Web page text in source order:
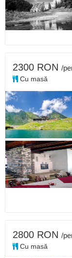
2300 RON /
Cu masă
2800 RON /
Cu masă